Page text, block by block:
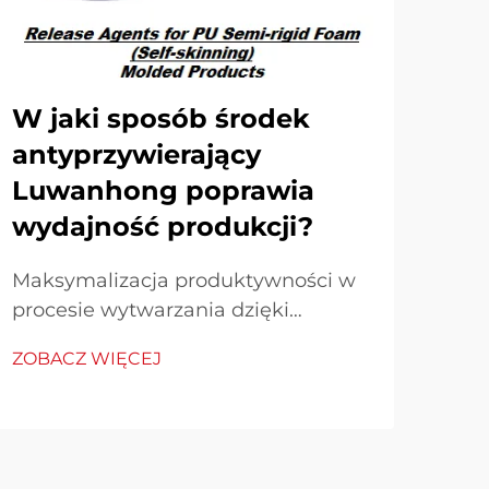
W jaki sposób środek
antyprzywierający
Luwanhong poprawia
wydajność produkcji?
Maksymalizacja produktywności w
procesie wytwarzania dzięki
antyadhezyjnym. W dzisiejszym
ZOBACZ WIĘCEJ